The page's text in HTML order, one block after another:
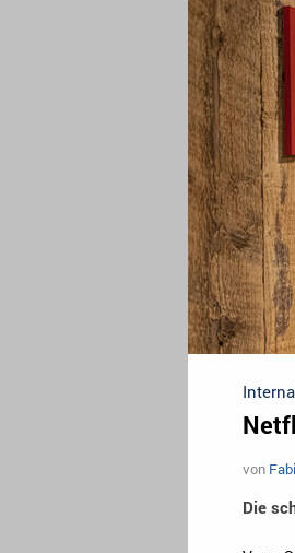
von
Die